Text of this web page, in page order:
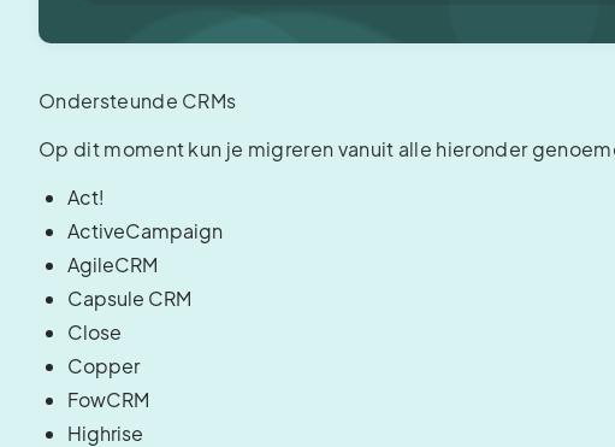
Ondersteunde CRMs
Op dit moment kun je migreren vanuit alle hieronder
Act!
ActiveCampaign
AgileCRM
Capsule CRM
Close
Copper
FowCRM
Highrise